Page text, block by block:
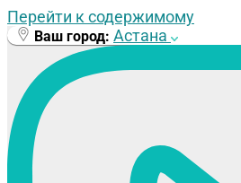
Перейти к содержимому
Ваш город: Астана